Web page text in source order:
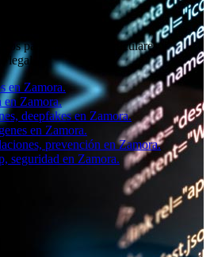
para empresas, particulares y
legal.
en Zamora.
en Zamora.
deepfakes en Zamora.
en Zamora.
prevención en Zamora.
seguridad en Zamora.